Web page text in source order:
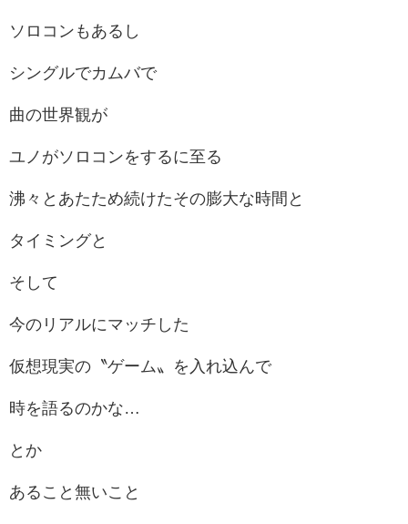
ソロコンもあるし
シングルでカムバで
曲の世界観が
ユノがソロコンをするに至る
沸々とあたため続けたその膨大な時間と
タイミングと
そして
今のリアルにマッチした
仮想現実の〝ゲーム〟を入れ込んで
時を語るのかな…
とか
あること無いこと